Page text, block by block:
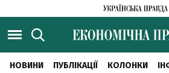
НОВИНИ ПУБЛІКАЦІЇ КОЛОНКИ